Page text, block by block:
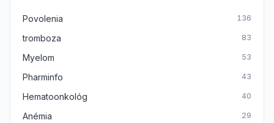
Povolenia 136
tromboza 83
Myelom 53
Pharminfo 43
Hematoonkológ 40
Anémia 29